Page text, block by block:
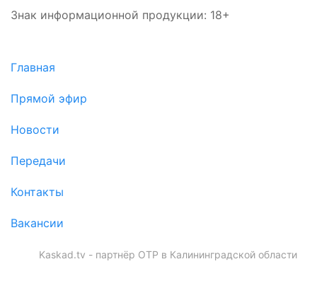
Знак информационной продукции: 18+
Главная
Прямой эфир
Новости
Передачи
Контакты
Вакансии
Kaskad.tv - партнёр ОТР в Калининградской области